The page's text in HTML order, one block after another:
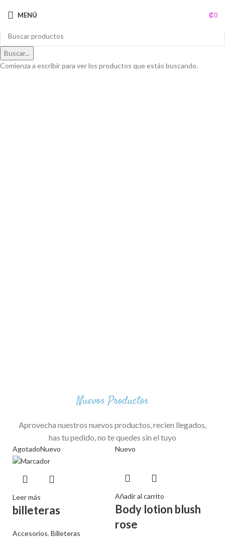
MENÚ ₡0
Nuevos Productos
Aprovecha nuestros nuevos productos, recien llegados,
has tu pedido, no te quedes sin el tuyo
AgotadoNuevo
Leer más
billeteras
Accesorios, Billeteras
Nuevo
Añadir al carrito
Body lotion blush
rose
Buscar...
Comienza a escribir para ver los productos que estás buscando.